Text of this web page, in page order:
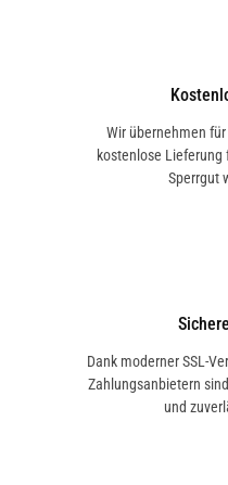
Wir übernehmen
kostenlose
Sperrgut
Dank moderner SSL-
Zahlungsanbietern
und